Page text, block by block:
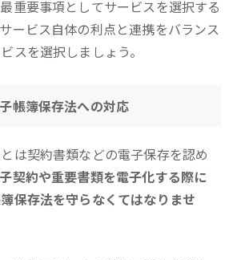
重要事項としてサービスを選択する
ービス自体の利点と連携をバランス
スを選択しましょう。
帳簿保存法への対応
は契約書類などの電子保存を認め
契約や重要書類を電子化する際に
保存法を守らなくてはなりませ